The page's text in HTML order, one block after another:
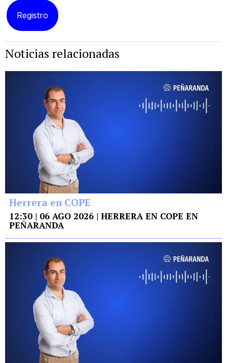
Noticias relacionadas
Herrera en COPE
12:30 | 06 AGO 2026 | HERRERA EN COPE EN
PEÑARANDA